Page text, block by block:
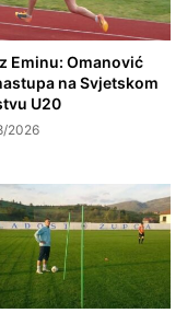
Eminu: Omanović
na Svjetskom
U20
2026